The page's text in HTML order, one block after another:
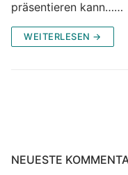
präsentieren kann……
WEITERLESEN →
NEUESTE